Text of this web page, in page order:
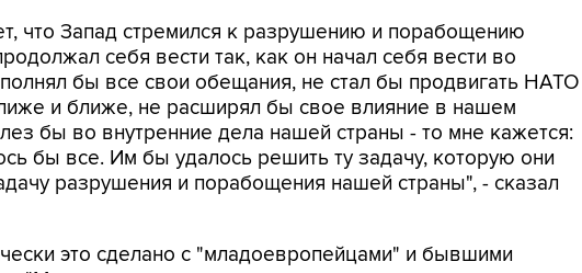
что Запад стремился к разрушению и порабощению
себя вести так, как он начал себя вести во
бы все свои обещания, не стал бы продвигать НАТО
и ближе, не расширял бы свое влияние в нашем
бы во внутренние дела нашей страны - то мне кажется:
бы все. Им бы удалось решить ту задачу, которую они
разрушения и порабощения нашей страны", - сказал
это сделано с "младоевропейцами" и бывшими